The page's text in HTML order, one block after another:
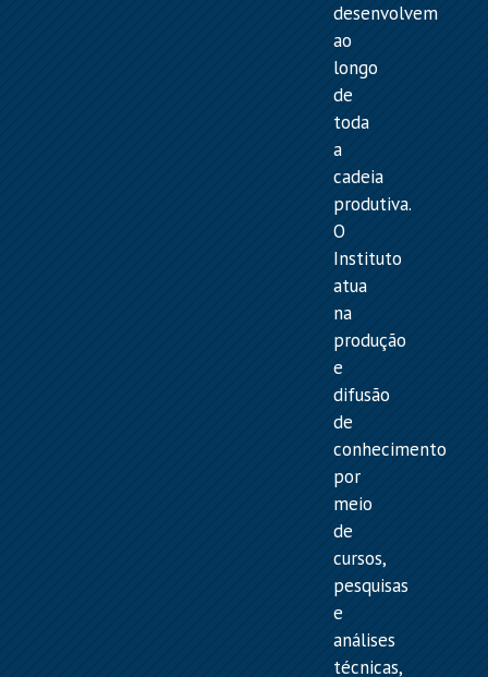
desenvolvem
ao
longo
de
toda
a
cadeia
produtiva.
O
Instituto
atua
na
produção
e
difusão
de
conhecimento
por
meio
de
cursos,
pesquisas
e
análises
técnicas,